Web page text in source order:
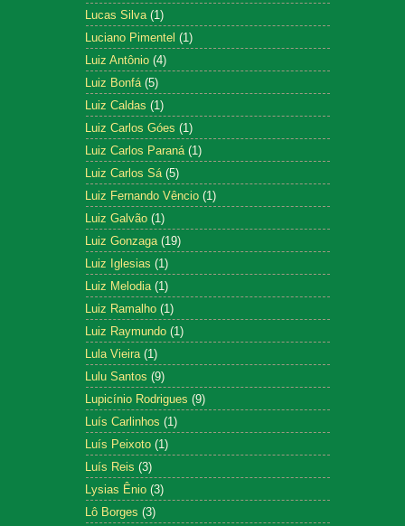
Lucas Silva (1)
Luciano Pimentel (1)
Luiz Antônio (4)
Luiz Bonfá (5)
Luiz Caldas (1)
Luiz Carlos Góes (1)
Luiz Carlos Paraná (1)
Luiz Carlos Sá (5)
Luiz Fernando Vêncio (1)
Luiz Galvão (1)
Luiz Gonzaga (19)
Luiz Iglesias (1)
Luiz Melodia (1)
Luiz Ramalho (1)
Luiz Raymundo (1)
Lula Vieira (1)
Lulu Santos (9)
Lupicínio Rodrigues (9)
Luís Carlinhos (1)
Luís Peixoto (1)
Luís Reis (3)
Lysias Ênio (3)
Lô Borges (3)